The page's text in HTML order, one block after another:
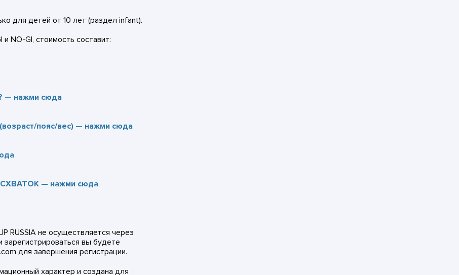
для детей от 10 лет (раздел infant).
NO-GI, стоимость составит:
— нажми сюда
пояс/вес) — нажми сюда
— нажми сюда
RUSSIA не осуществляется через
вы будете
для завершения регистрации.
характер и создана для